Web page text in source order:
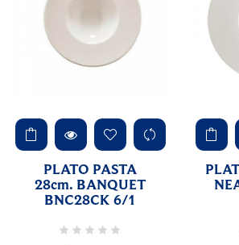
PLATO PASTA
28cm. BANQUET
BNC28CK 6/1